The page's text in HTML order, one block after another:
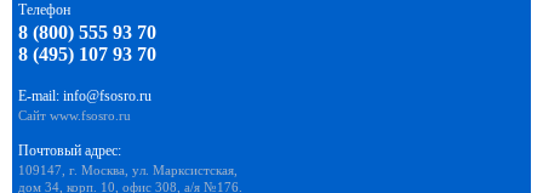
Телефон
8 (800) 555 93 70
8 (495) 107 93 70
E-mail: info@fsosro.ru
Сайт www.fsosro.ru
Почтовый адрес:
109147, г. Москва, ул. Марксистская,
дом 34, корп. 10, офис 308, а/я №176.